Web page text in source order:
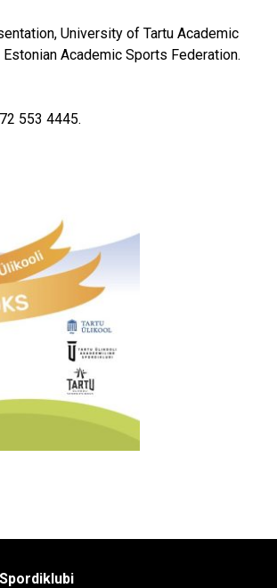
University of Tartu Academic
Academic Sports Federation.
553 4445.